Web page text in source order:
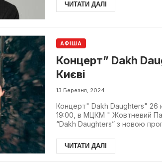
ЧИТАТИ ДАЛІ
АФІША
Концерт” Dakh
Києві
13 Березня, 2024
Концерт" Dakh Daughters" 26
19:00, в МЦКМ " Жовтневий
“Dakh Daughters” з новою
ЧИТАТИ ДАЛІ